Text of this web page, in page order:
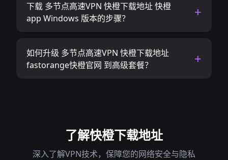
下载 多节点高速VPN 快橙下载地址 快橙
app Windows 版本的步骤？
如何升级 多节点高速VPN 快橙下载地址
fastorange快橙官网 到高级套餐？
了解快橙下载地址
深入了解VPN技术，保障您的网络安全与隐私